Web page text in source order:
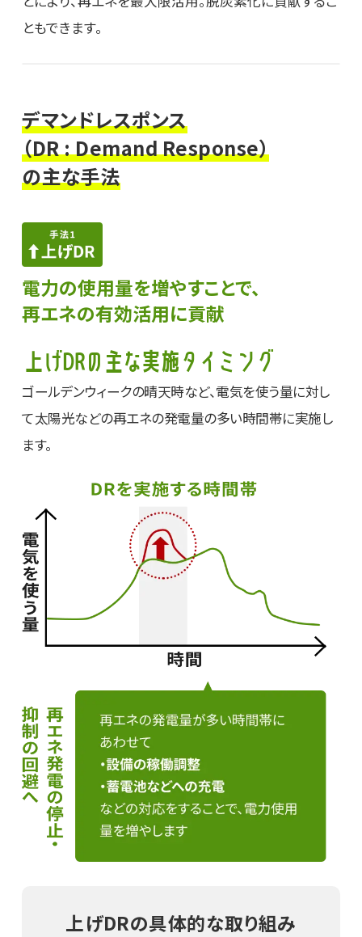
ともできます。
デマンドレスポンス
（DR : Demand Response）
の主な手法
電力の使用量を増やすことで、
再エネの有効活用に貢献​
上げDRの主な実施タイミング
ゴールデンウィークの晴天時など、電気を使う量に対し
て太陽光などの再エネの発電量の多い時間帯に実施し
ます。
上げDRの具体的な取り組み